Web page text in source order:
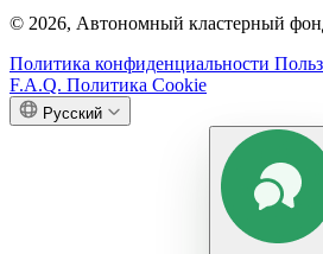
© 2026, Автономный кластерный
Политика конфиденциальности
F.A.Q. Политика Cookie
Русский